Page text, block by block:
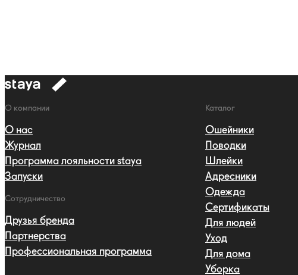
к
Навигация
О компании
О нас
Журнал
Программа лояльности staya
Запуски
Сотрудничество
Друзья бренда
Партнерства
Профессиональная программа
Каталог
Ошейники
Поводки
Шлейки
Адресники
Одежда
Сертификаты
Для людей
Уход
Для дома
Уборка